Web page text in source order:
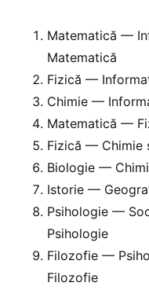
Matematică —
Matematică
Fizică —
Chimie —
Matematică —
Fizică — Chimie
Biologie —
Istorie —
Psihologie —
Psihologie
Filozofie —
Filozofie